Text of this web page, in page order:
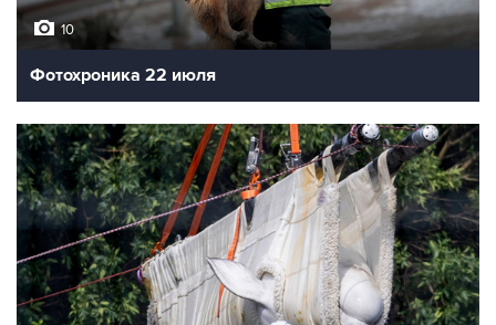
10
Фотохроника 22 июля